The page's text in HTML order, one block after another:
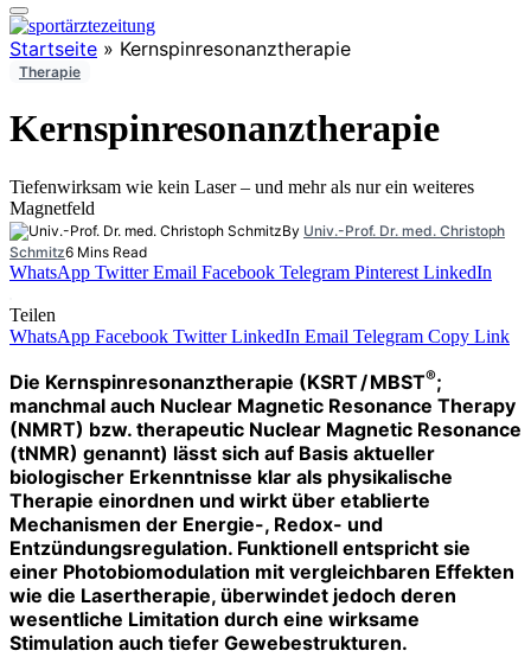
Startseite » Kernspinresonanztherapie
Therapie
Kernspinresonanztherapie
Tiefenwirksam wie kein Laser – und mehr als nur ein weiteres
Magnetfeld
By Univ.-Prof. Dr. med. Christoph
Schmitz6 Mins Read
WhatsApp Twitter Email Facebook Telegram Pinterest LinkedIn
Teilen
WhatsApp Facebook Twitter LinkedIn Email Telegram Copy Link
Die Kernspinresonanztherapie (KSRT / MBST®;
manchmal auch Nuclear Magnetic Resonance Therapy
(NMRT) bzw. therapeutic Nuclear Magnetic Resonance
(tNMR) genannt) lässt sich auf Basis aktueller
biologischer Erkenntnisse klar als physikalische
Therapie einordnen und wirkt über etablierte
Mechanismen der Energie-, Redox- und
Entzündungsregulation. Funktionell entspricht sie
einer Photobiomodulation mit vergleichbaren Effekten
wie die Lasertherapie, überwindet jedoch deren
wesentliche Limitation durch eine wirksame
Stimulation auch tiefer Gewebestrukturen.